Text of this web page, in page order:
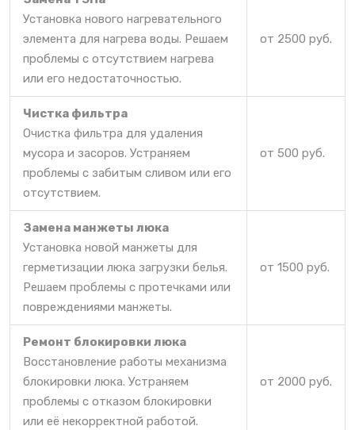
Установка нового нагревательного
элемента для нагрева воды. Решаем
проблемы с отсутствием нагрева
или его недостаточностью.
от 2500 руб.
Чистка фильтра
Очистка фильтра для удаления
мусора и засоров. Устраняем
проблемы с забитым сливом или его
отсутствием.
от 500 руб.
Замена манжеты люка
Установка новой манжеты для
герметизации люка загрузки белья.
Решаем проблемы с протечками или
повреждениями манжеты.
от 1500 руб.
Ремонт блокировки люка
Восстановление работы механизма
блокировки люка. Устраняем
проблемы с отказом блокировки
или её некорректной работой.
от 2000 руб.